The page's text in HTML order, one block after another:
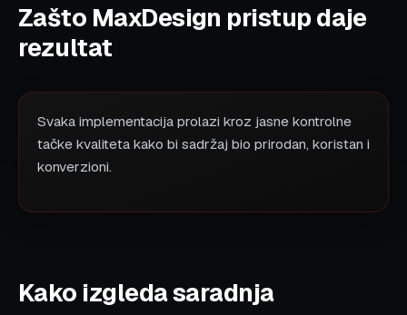
Zašto MaxDesign pristup daje
rezultat
Svaka implementacija prolazi kroz jasne kontrolne
tačke kvaliteta kako bi sadržaj bio prirodan, koristan i
konverzioni.
Kako izgleda saradnja